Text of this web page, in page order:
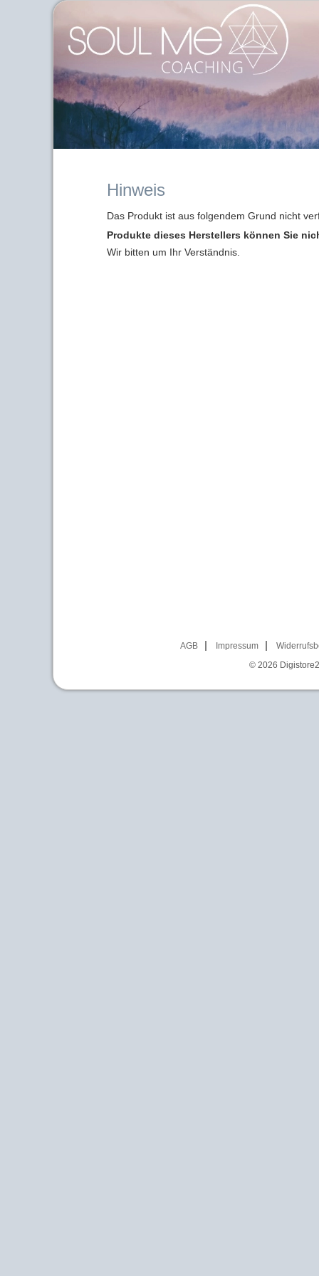
Hinweis
Das Produkt ist aus folgendem Grund nicht
Produkte dieses Herstellers können Sie
Wir bitten um Ihr Verständnis.
AGB Impressum
© 2026